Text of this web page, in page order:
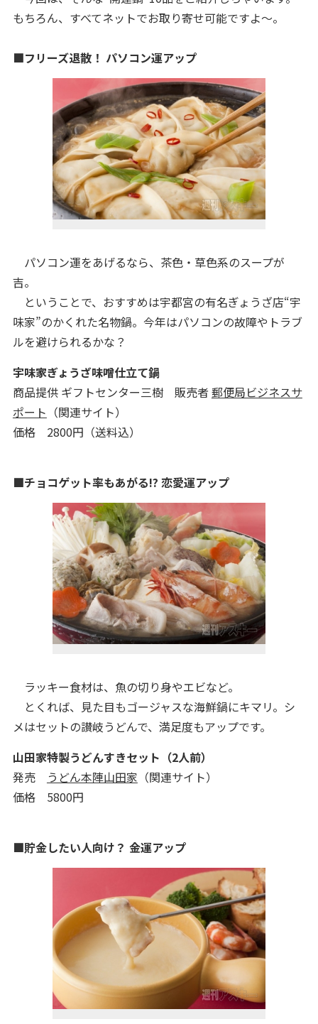
もちろん、すべてネットでお取り寄せ可能ですよ～。
■フリーズ退散！ パソコン運アップ
パソコン運をあげるなら、茶色・草色系のスープが
吉。
ということで、おすすめは宇都宮の有名ぎょうざ店“宇
味家”のかくれた名物鍋。今年はパソコンの故障やトラブ
ルを避けられるかな？
宇味家ぎょうざ味噌仕立て鍋
商品提供 ギフトセンター三樹 販売者 郵便局ビジネスサ
ポート （関連サイト）
価格 2800円（送料込）
■チョコゲット率もあがる!? 恋愛運アップ
ラッキー食材は、魚の切り身やエビなど。
とくれば、見た目もゴージャスな海鮮鍋にキマリ。シ
メはセットの讃岐うどんで、満足度もアップです。
山田家特製うどんすきセット（2人前）
発売
うどん本陣山田家 （関連サイト）
価格 5800円
■貯金したい人向け？ 金運アップ